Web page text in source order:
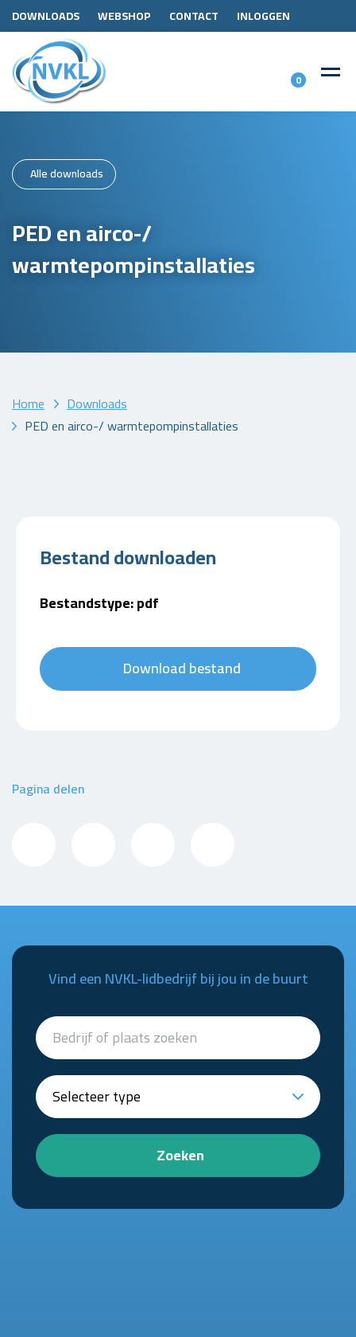
DOWNLOADS WEBSHOP CONTACT INLOGGEN
0
Alle downloads
PED en airco-/
warmtepompinstallaties
Home
Downloads
PED en airco-/ warmtepompinstallaties
Bestand downloaden
Bestandstype: pdf
Download bestand
Pagina delen
Vind een NVKL-lidbedrijf bij jou in de buurt
Zoeken